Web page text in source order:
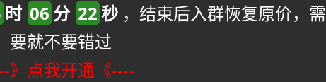
时 06 分 21秒 ，结束后入群恢复原价，需
要就不要错过
》点我开通《----